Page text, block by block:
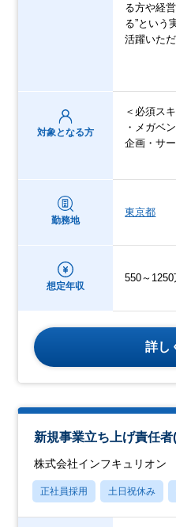
る方や経
る”という
活躍いた
対象となる方
＜必須ス
・メガベ
企画・サ
勤務地
東京都
想定年収
550～1250
詳し
新規事業立ち上げ責任者
株式会社インフキュリオン
正社員採用 土日祝休み